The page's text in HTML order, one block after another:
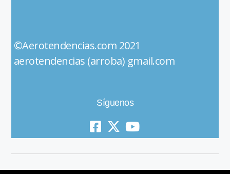
©Aerotendencias.com 2021
aerotendencias (arroba) gmail.com
Síguenos